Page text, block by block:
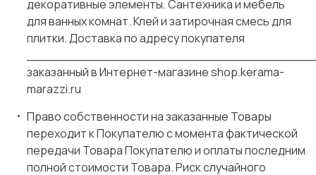
декоративные элементы. Сантехника и мебель
для ванных комнат. Клей и затирочная смесь для
плитки. Доставка по адресу покупателя
заказанный в Интернет-магазине shop.kerama-
marazzi.ru
Право собственности на заказанные Товары
переходит к Покупателю с момента фактической
передачи Товара Покупателю и оплаты последним
полной стоимости Товара. Риск случайного